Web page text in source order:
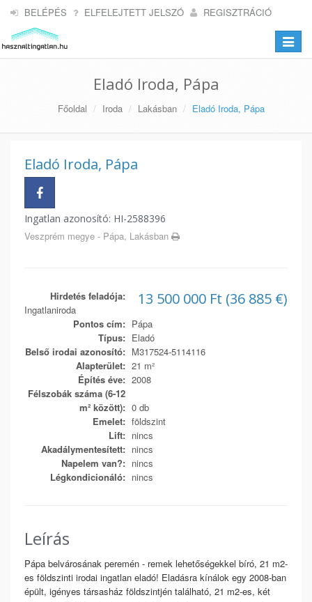
BELÉPÉS ELFELEJTETT JELSZÓ REGISZTRÁCIÓ
Toggle
Eladó Iroda, Pápa
Főoldal Iroda Lakásban Eladó Iroda, Pápa
Eladó Iroda, Pápa
Ingatlan azonosító: HI-2588396
Veszprém megye - Pápa, Lakásban
13 500 000 Ft (36 885 €)
Hirdetés feladója:
Ingatlaniroda
Pontos cím: Pápa
Típus: Eladó
Belső irodai azonosító: M317524-5114116
Alapterület: 21 m²
Építés éve: 2008
Félszobák száma (6-12
m² között): 0 db
Emelet: földszint
Lift: nincs
Akadálymentesített: nincs
Napelem van?: nincs
Légkondicionáló: nincs
Leírás
Pápa belvárosának peremén - remek lehetőségekkel bíró, 21 m2-
es földszinti irodai ingatlan eladó! Eladásra kínálok egy 2008-ban
épült, igényes társasház földszintjén található, 21 m2-es, két